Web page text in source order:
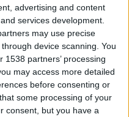
advertising and content
services development.
may use precise
device scanning. You
partners’ processing
may access more detailed
before consenting or
some processing of your
consent, but you have a
mediàtic i els
sociosanitari
de residències i centres